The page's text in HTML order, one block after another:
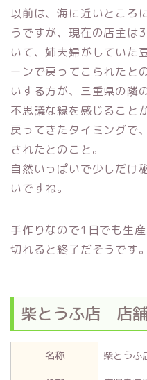
以前は、海に近いところ
うですが、現在の店主は
いて、姉夫婦がしていた
ーンで戻ってこられたと
いする方が、三重県の隣
不思議な縁を感じること
戻ってきたタイミングで
されたとのこと。
自然いっぱいで少しだけ
いですね。
手作りなので1日でも生
切れると終了だそうです。
柴とうふ店 店
名称
柴とうふ